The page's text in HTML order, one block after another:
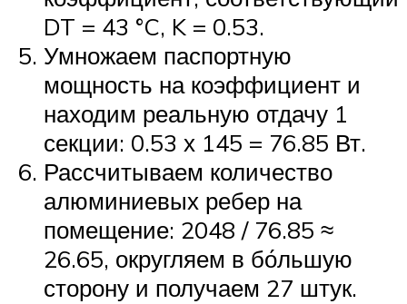
DT = 43 °C, K = 0.53.
Умножаем паспортную
мощность на коэффициент и
находим реальную отдачу 1
секции: 0.53 х 145 = 76.85 Вт.
Рассчитываем количество
алюминиевых ребер на
помещение: 2048 / 76.85 ≈
26.65, округляем в бо́льшую
сторону и получаем 27 штук.